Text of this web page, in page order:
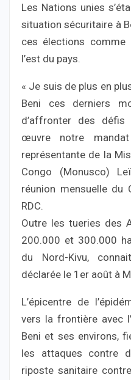
Les Nations unies
situation sécuritaire à
ces élections comme
l’est du pays.
« Je suis de plus en
Beni ces derniers
d’affronter des
œuvre notre
représentante de la
Congo (Monusco)
réunion mensuelle du
RDC.
Outre les tueries des
200.000 et 300.000
du Nord-Kivu,
déclarée le 1er août à
L’épicentre de
vers la frontière avec
Beni et ses environs,
les attaques contre
riposte sanitaire